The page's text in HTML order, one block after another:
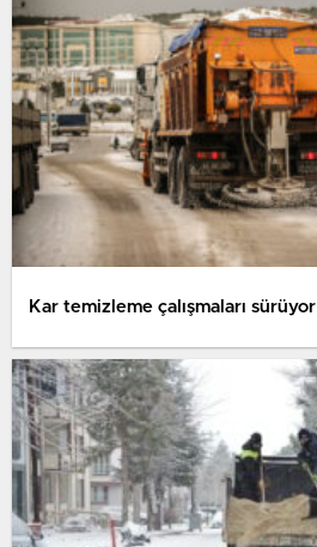
Kar temizleme çalışmaları sürüyor